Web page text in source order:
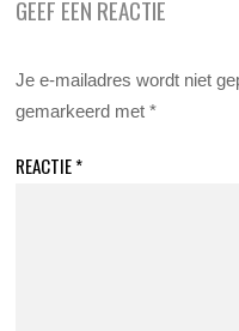
GEEF EEN REACTIE
Je e-mailadres wordt niet
gemarkeerd met*
REACTIE*